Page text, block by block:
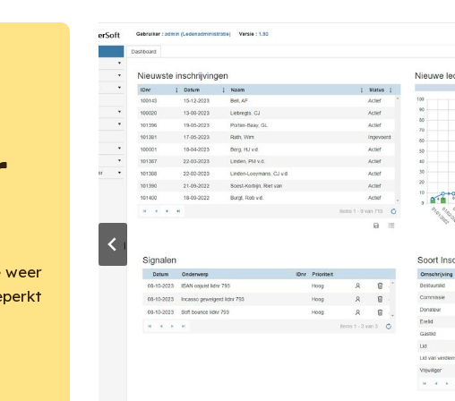
weer